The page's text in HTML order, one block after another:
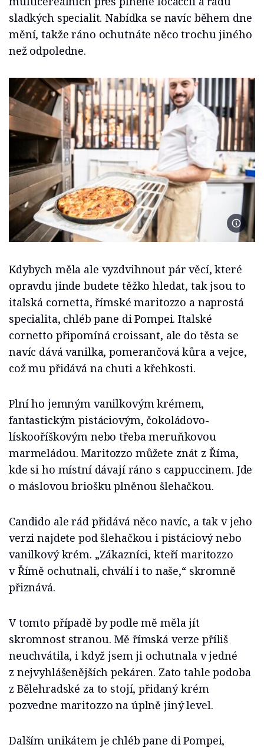
sladkých specialit. Nabídka se navíc během dne
mění, takže ráno ochutnáte něco trochu jiného
než odpoledne.
Foto
Kdybych měla ale vyzdvihnout pár věcí, které
opravdu jinde budete těžko hledat, tak jsou to
italská cornetta, římské maritozzo a naprostá
specialita, chléb pane di Pompei. Italské
cornetto připomíná croissant, ale do těsta se
navíc dává vanilka, pomerančová kůra a vejce,
což mu přidává na chuti a křehkosti.
Plní ho jemným vanilkovým krémem,
fantastickým pistáciovým, čokoládovo-
lískooříškovým nebo třeba meruňkovou
marmeládou. Maritozzo můžete znát z Říma,
kde si ho místní dávají ráno s cappuccinem. Jde
o máslovou briošku plněnou šlehačkou.
Candido ale rád přidává něco navíc, a tak v jeho
verzi najdete pod šlehačkou i pistáciový nebo
vanilkový krém. „Zákazníci, kteří maritozzo
v Římě ochutnali, chválí i to naše,“ skromně
přiznává.
V tomto případě by podle mě měla jít
skromnost stranou. Mě římská verze příliš
neuchvátila, i když jsem ji ochutnala v jedné
z nejvyhlášenějších pekáren. Zato tahle podoba
z Bělehradské za to stojí, přidaný krém
pozvedne maritozzo na úplně jiný level.
Dalším unikátem je chléb pane di Pompei,